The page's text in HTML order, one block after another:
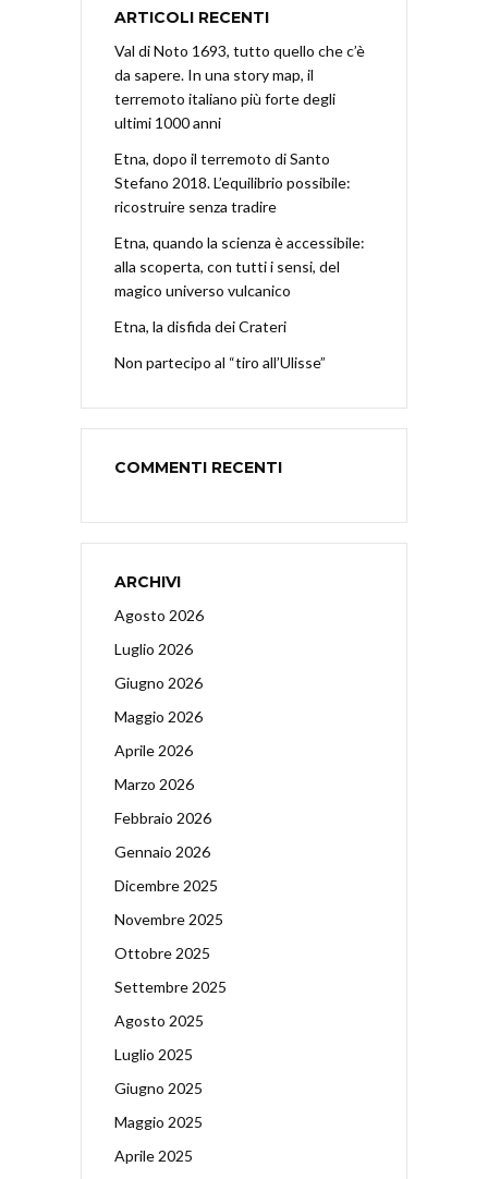
ARTICOLI RECENTI
Val di Noto 1693, tutto quello che c’è
da sapere. In una story map, il
terremoto italiano più forte degli
ultimi 1000 anni
Etna, dopo il terremoto di Santo
Stefano 2018. L’equilibrio possibile:
ricostruire senza tradire
Etna, quando la scienza è accessibile:
alla scoperta, con tutti i sensi, del
magico universo vulcanico
Etna, la disfida dei Crateri
Non partecipo al “tiro all’Ulisse”
COMMENTI RECENTI
ARCHIVI
Agosto 2026
Luglio 2026
Giugno 2026
Maggio 2026
Aprile 2026
Marzo 2026
Febbraio 2026
Gennaio 2026
Dicembre 2025
Novembre 2025
Ottobre 2025
Settembre 2025
Agosto 2025
Luglio 2025
Giugno 2025
Maggio 2025
Aprile 2025